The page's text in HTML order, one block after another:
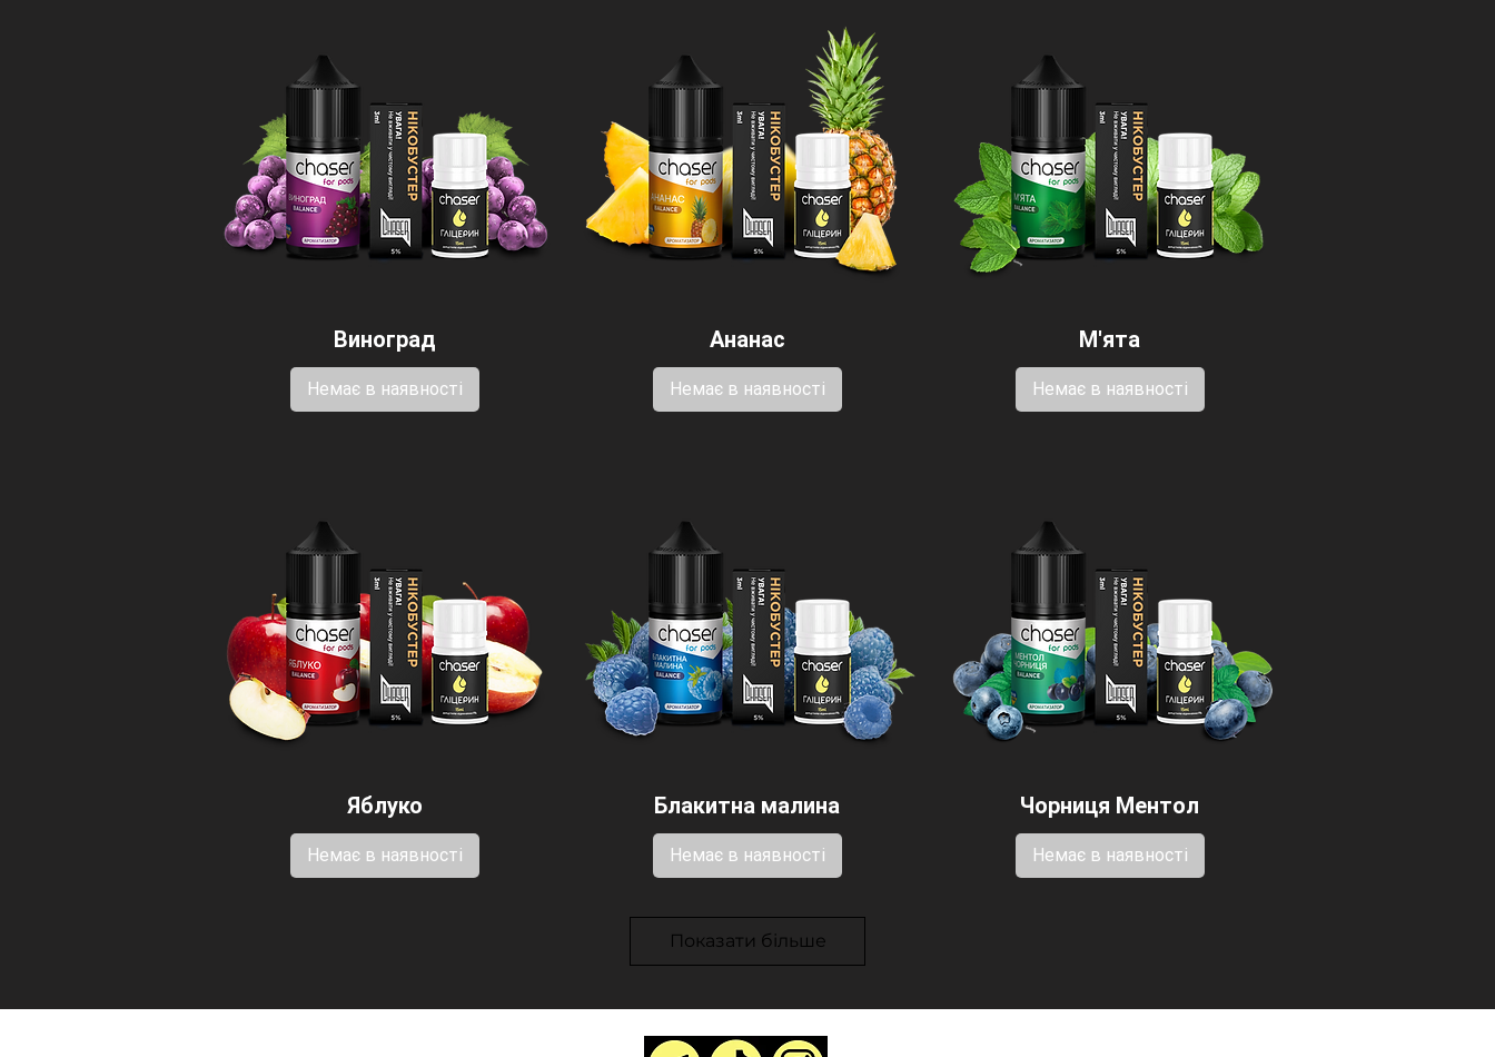
Виноград
Немає в наявності
Ананас
Немає в наявності
М'ята
Немає в наявності
Яблуко
Немає в наявності
Блакитна малина
Немає в наявності
Чорниця Ментол
Немає в наявності
Показати більше